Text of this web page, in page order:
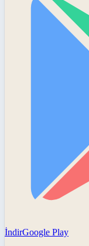
İndirGoogle Play